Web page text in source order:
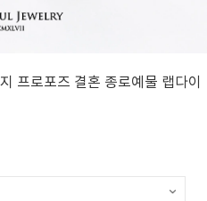
프로포즈 결혼 종로예물 랩다이